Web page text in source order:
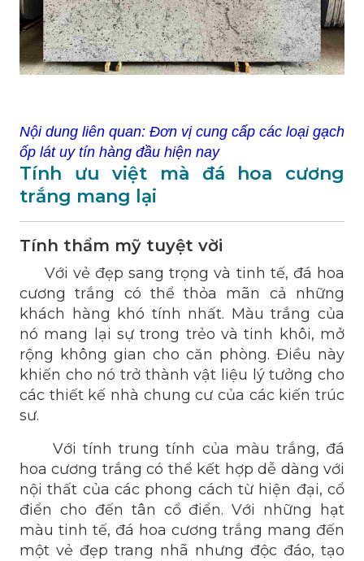
Nội dung liên quan: Đơn vị cung cấp các loại gạch
ốp lát uy tín hàng đầu hiện nay
Tính ưu việt mà đá hoa cương
trắng mang lại
Tính thẩm mỹ tuyệt vời
Với vẻ đẹp sang trọng và tinh tế, đá hoa
cương trắng có thể thỏa mãn cả những
khách hàng khó tính nhất. Màu trắng của
nó mang lại sự trong trẻo và tinh khôi, mở
rộng không gian cho căn phòng. Điều này
khiến cho nó trở thành vật liệu lý tưởng cho
các thiết kế nhà chung cư của các kiến trúc
sư.
Với tính trung tính của màu trắng, đá
hoa cương trắng có thể kết hợp dễ dàng với
nội thất của các phong cách từ hiện đại, cổ
điển cho đến tân cổ điển. Với những hạt
màu tinh tế, đá hoa cương trắng mang đến
một vẻ đẹp trang nhã nhưng độc đáo, tạo